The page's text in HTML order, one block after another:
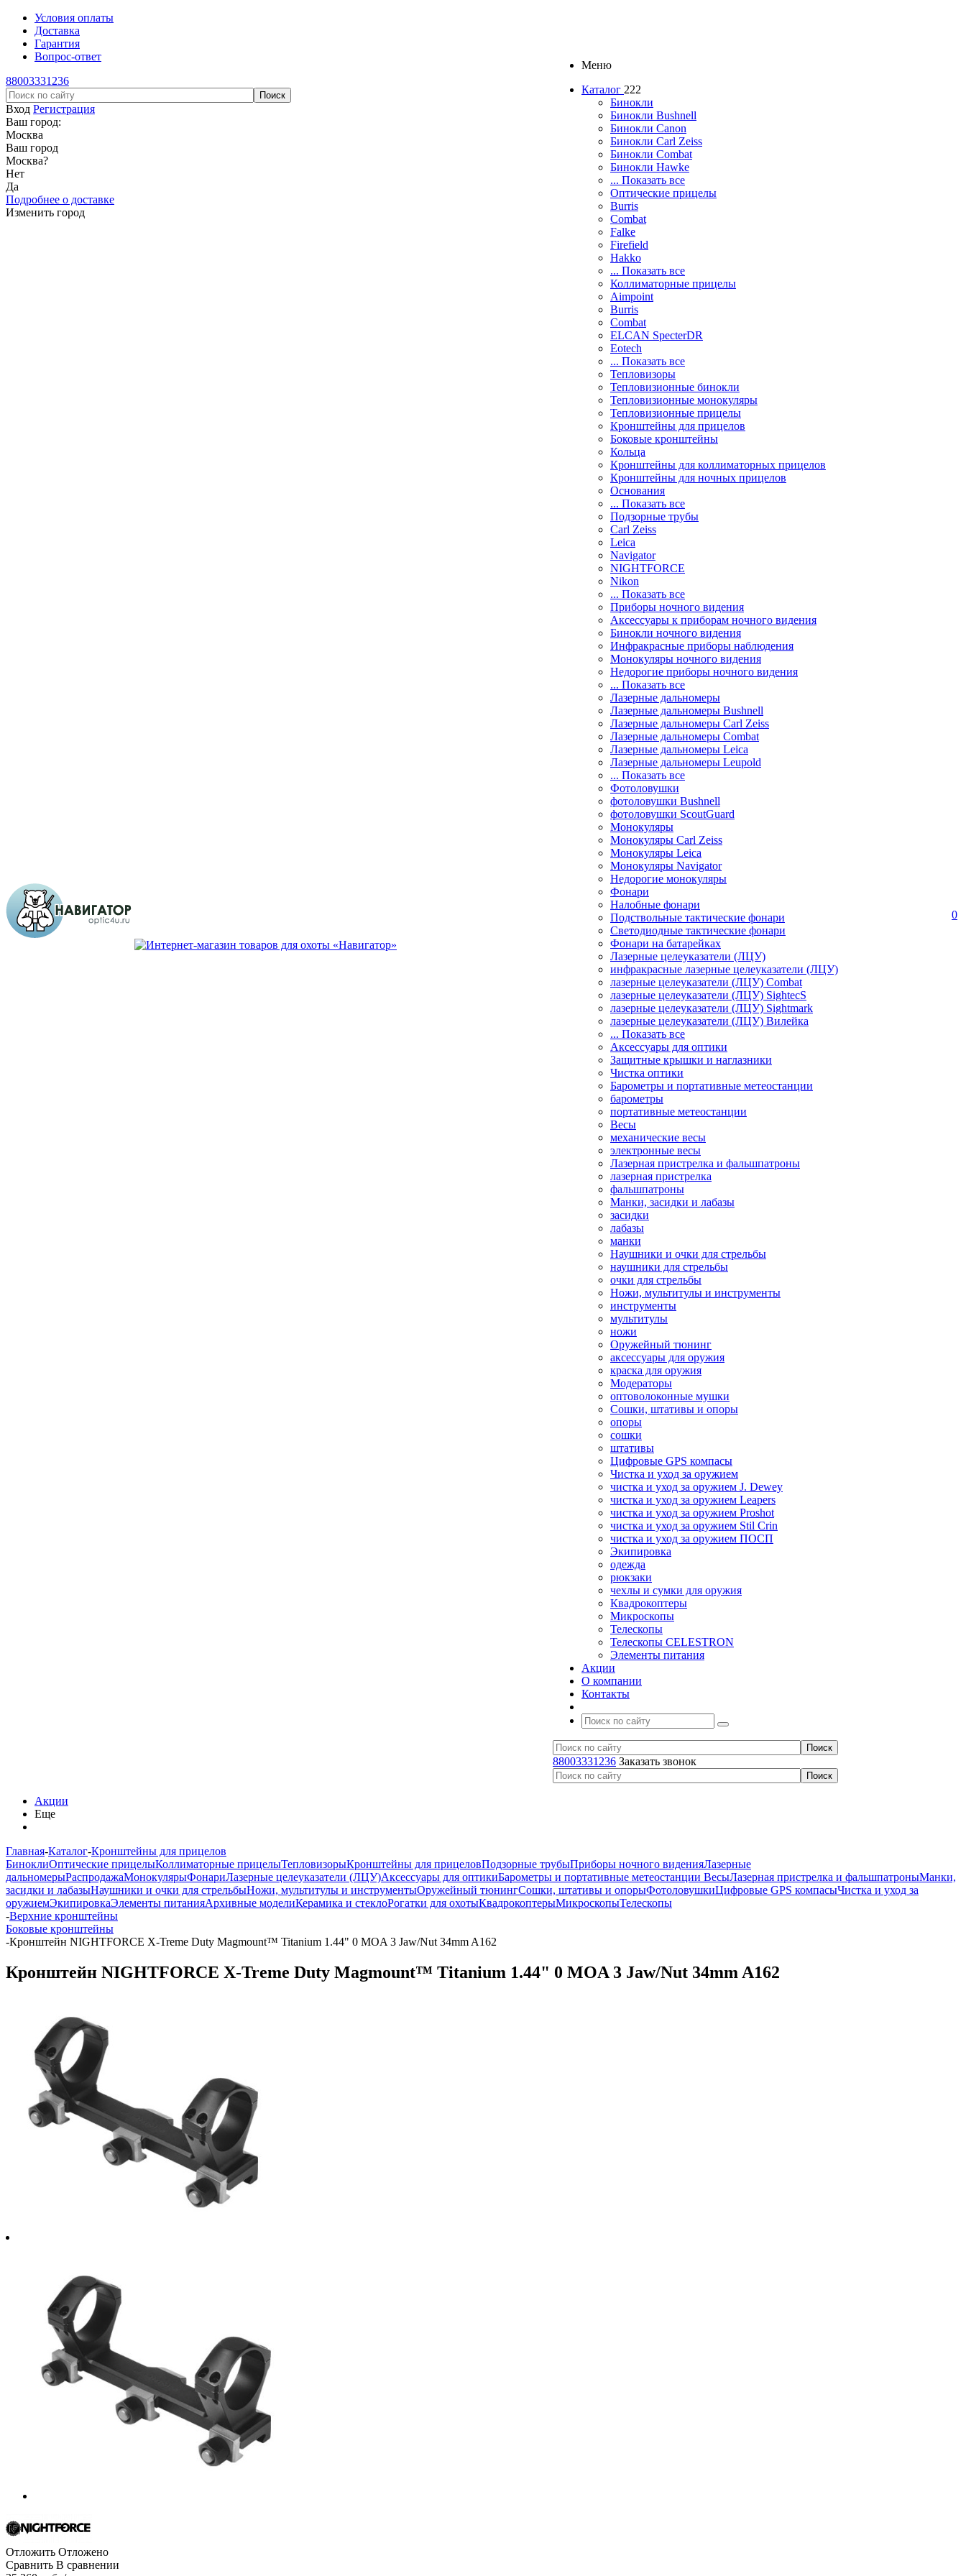
Условия оплаты
Доставка
Гарантия
Вопрос-ответ
88003331236
Вход Регистрация
Ваш город:
Москва
Ваш город
Москва?
Нет
Да
Подробнее о доставке
Изменить город
Меню
Каталог 222
Бинокли
Бинокли Bushnell
Бинокли Canon
Бинокли Carl Zeiss
Бинокли Combat
Бинокли Hawke
... Показать все
Оптические прицелы
Burris
Combat
Falke
Firefield
Hakko
... Показать все
Коллиматорные прицелы
Aimpoint
Burris
Combat
ELCAN SpecterDR
Eotech
... Показать все
Тепловизоры
Тепловизионные бинокли
Тепловизионные монокуляры
Тепловизионные прицелы
Кронштейны для прицелов
Боковые кронштейны
Кольца
Кронштейны для коллиматорных прицелов
Кронштейны для ночных прицелов
Основания
... Показать все
Подзорные трубы
Carl Zeiss
Leica
Navigator
NIGHTFORCE
Nikon
... Показать все
Приборы ночного видения
Аксессуары к приборам ночного видения
Бинокли ночного видения
Инфракрасные приборы наблюдения
Монокуляры ночного видения
Недорогие приборы ночного видения
... Показать все
Лазерные дальномеры
Лазерные дальномеры Bushnell
Лазерные дальномеры Carl Zeiss
Лазерные дальномеры Combat
Лазерные дальномеры Leica
Лазерные дальномеры Leupold
... Показать все
Фотоловушки
фотоловушки Bushnell
фотоловушки ScoutGuard
Монокуляры
Монокуляры Carl Zeiss
Монокуляры Leica
Монокуляры Navigator
Недорогие монокуляры
Фонари
Налобные фонари
Подствольные тактические фонари
Светодиодные тактические фонари
Фонари на батарейках
Лазерные целеуказатели (ЛЦУ)
инфракрасные лазерные целеуказатели (ЛЦУ)
лазерные целеуказатели (ЛЦУ) Combat
лазерные целеуказатели (ЛЦУ) SightecS
лазерные целеуказатели (ЛЦУ) Sightmark
лазерные целеуказатели (ЛЦУ) Вилейка
... Показать все
Аксессуары для оптики
Защитные крышки и наглазники
Чистка оптики
Барометры и портативные метеостанции
барометры
портативные метеостанции
Весы
механические весы
электронные весы
Лазерная пристрелка и фальшпатроны
лазерная пристрелка
фальшпатроны
Манки, засидки и лабазы
засидки
лабазы
манки
Наушники и очки для стрельбы
наушники для стрельбы
очки для стрельбы
Ножи, мультитулы и инструменты
инструменты
мультитулы
ножи
Оружейный тюнинг
аксессуары для оружия
краска для оружия
Модераторы
оптоволоконные мушки
Сошки, штативы и опоры
опоры
сошки
штативы
Цифровые GPS компасы
Чистка и уход за оружием
чистка и уход за оружием J. Dewey
чистка и уход за оружием Leapers
чистка и уход за оружием Proshot
чистка и уход за оружием Stil Crin
чистка и уход за оружием ПОСП
Экипировка
одежда
рюкзаки
чехлы и сумки для оружия
Квадрокоптеры
Микроскопы
Телескопы
Телескопы CELESTRON
Элементы питания
Акции
О компании
Контакты
88003331236 Заказать звонок
0
Акции
Еще
Главная-Каталог-Кронштейны для прицелов
БиноклиОптические прицелыКоллиматорные прицелыТепловизорыКронштейны для прицеловПодзорные трубыПриборы ночного виденияЛазерные
дальномерыРаспродажаМонокулярыФонариЛазерные целеуказатели (ЛЦУ)Аксессуары для оптикиБарометры и портативные метеостанции ВесыЛазерная пристрелка и фальшпатроныМанки,
засидки и лабазыНаушники и очки для стрельбыНожи, мультитулы и инструментыОружейный тюнингСошки, штативы и опорыФотоловушкиЦифровые GPS компасыЧистка и уход за
оружиемЭкипировкаЭлементы питанияАрхивные моделиКерамика и стеклоРогатки для охотыКвадрокоптерыМикроскопыТелескопы
-Верхние кронштейны
Боковые кронштейны
-Кронштейн NIGHTFORCE X-Treme Duty Magmount™ Titanium 1.44" 0 MOA 3 Jaw/Nut 34mm A162
Кронштейн NIGHTFORCE X-Treme Duty Magmount™ Titanium 1.44" 0 MOA 3 Jaw/Nut 34mm A162
Отложить Отложено
Сравнить В сравнении